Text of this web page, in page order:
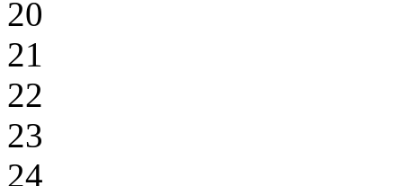
20
21
22
23
24